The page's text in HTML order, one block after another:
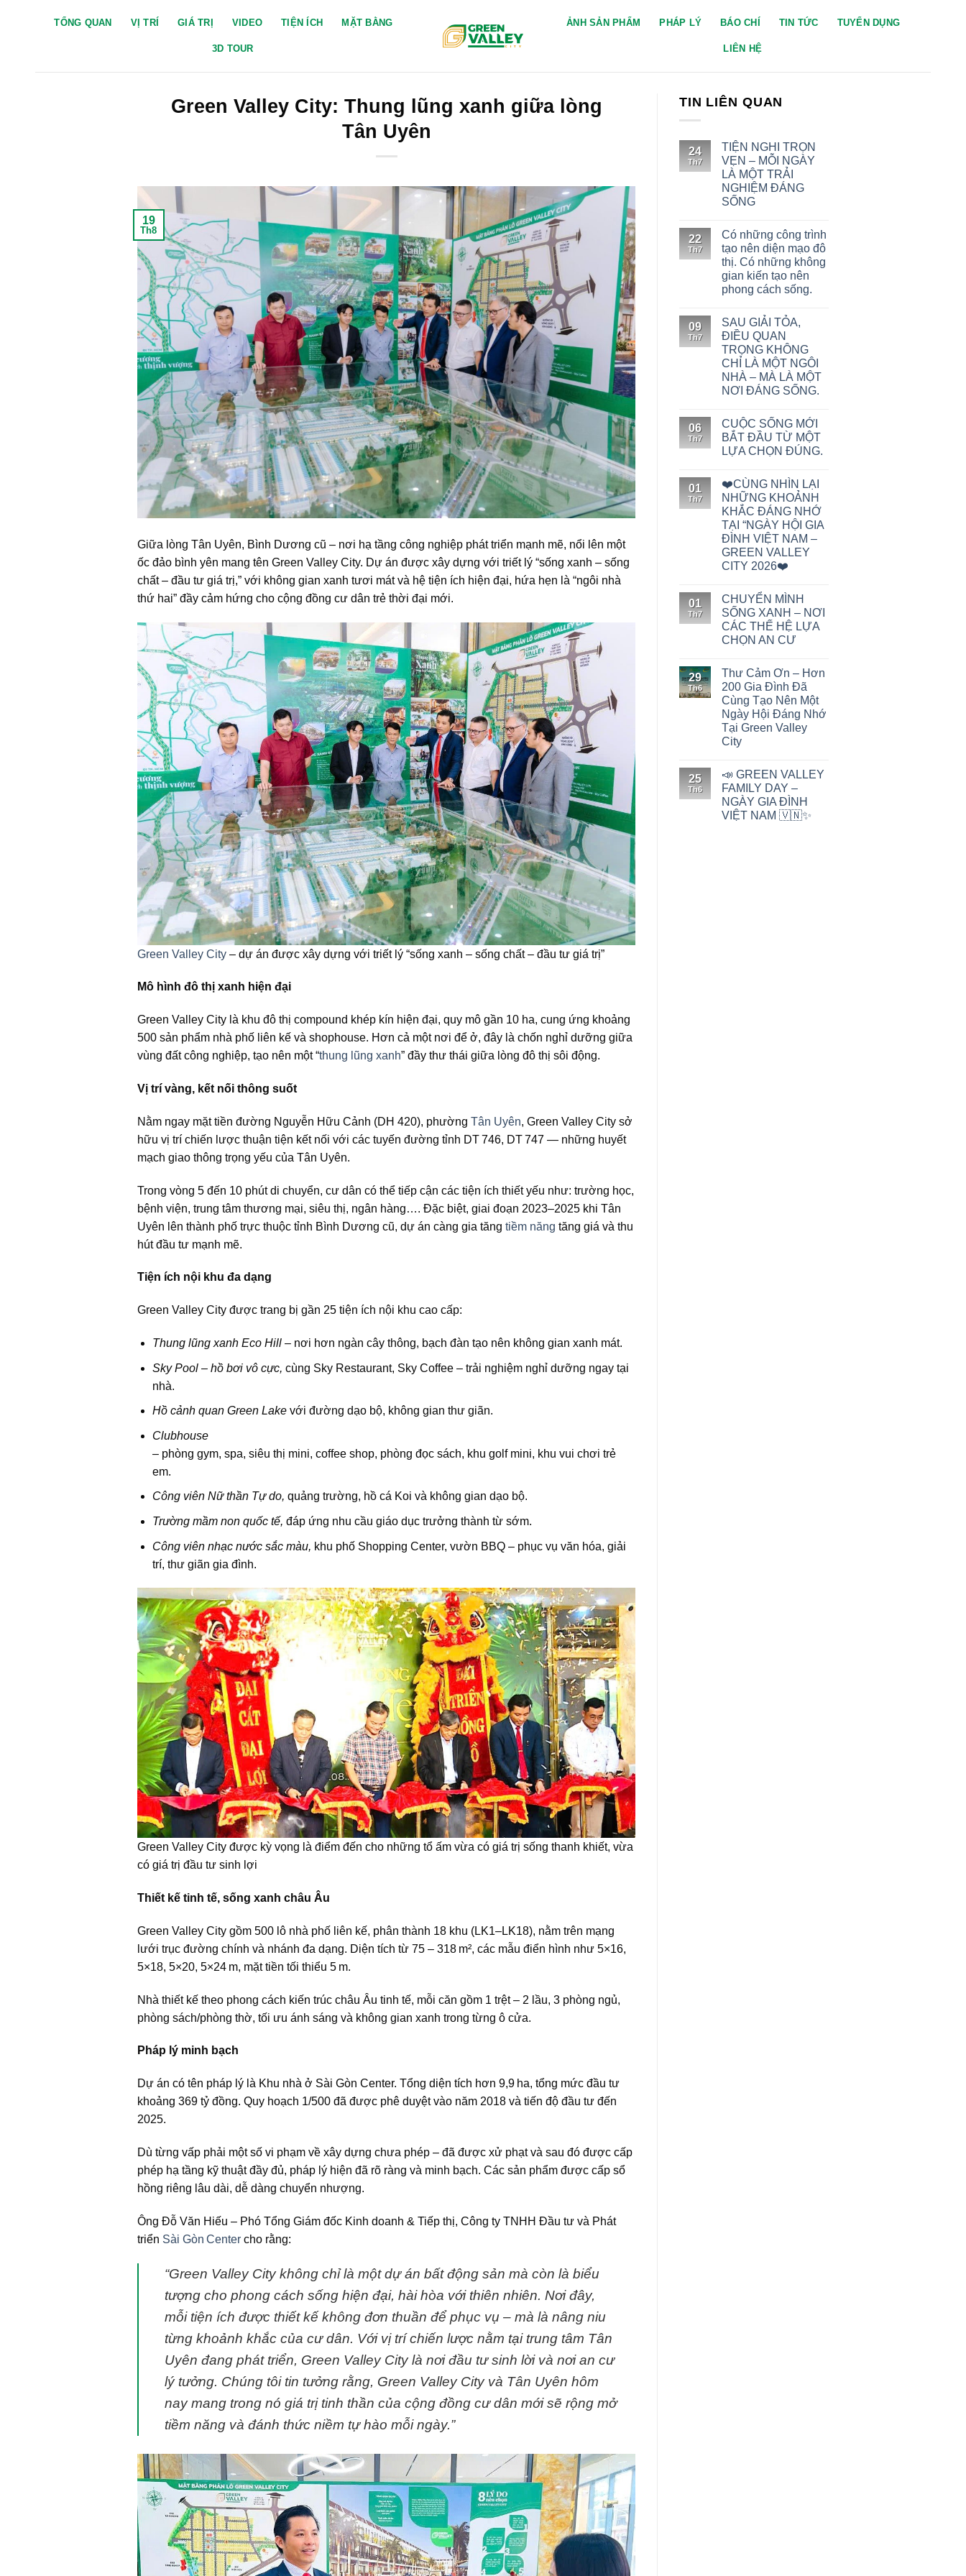
TỔNG QUAN VỊ TRÍ GIÁ TRỊ VIDEO TIỆN ÍCH MẶT BẰNG
3D TOUR
ẢNH SẢN PHẨM PHÁP LÝ BÁO CHÍ TIN TỨC TUYỂN DỤNG
LIÊN HỆ
Green Valley City: Thung lũng xanh giữa lòng
Tân Uyên
19
Th8
Giữa lòng Tân Uyên, Bình Dương cũ – nơi hạ tầng công nghiệp phát triển mạnh mẽ, nổi lên một
ốc đảo bình yên mang tên Green Valley City. Dự án được xây dựng với triết lý “sống xanh – sống
chất – đầu tư giá trị,” với không gian xanh tươi mát và hệ tiện ích hiện đại, hứa hẹn là “ngôi nhà
thứ hai” đầy cảm hứng cho cộng đồng cư dân trẻ thời đại mới.
Green Valley City – dự án được xây dựng với triết lý “sống xanh – sống chất – đầu tư giá trị”
Mô hình đô thị xanh hiện đại
Green Valley City là khu đô thị compound khép kín hiện đại, quy mô gần 10 ha, cung ứng khoảng
500 sản phẩm nhà phố liên kế và shophouse. Hơn cả một nơi để ở, đây là chốn nghỉ dưỡng giữa
vùng đất công nghiệp, tạo nên một “thung lũng xanh” đầy thư thái giữa lòng đô thị sôi động.
Vị trí vàng, kết nối thông suốt
Nằm ngay mặt tiền đường Nguyễn Hữu Cảnh (DH 420), phườngTân Uyên, Green Valley City sở
hữu vị trí chiến lược thuận tiện kết nối với các tuyến đường tỉnh DT 746, DT 747 — những huyết
mạch giao thông trọng yếu của Tân Uyên.
Trong vòng 5 đến 10 phút di chuyển, cư dân có thể tiếp cận các tiện ích thiết yếu như: trường học,
bệnh viện, trung tâm thương mại, siêu thị, ngân hàng…. Đặc biệt, giai đoạn 2023–2025 khi Tân
Uyên lên thành phố trực thuộc tỉnh Bình Dương cũ, dự án càng gia tăngtiềm năng tăng giá và thu
hút đầu tư mạnh mẽ.
Tiện ích nội khu đa dạng
Green Valley City được trang bị gần 25 tiện ích nội khu cao cấp:
Thung lũng xanh Eco Hill – nơi hơn ngàn cây thông, bạch đàn tạo nên không gian xanh mát.
Sky Pool – hồ bơi vô cực, cùng Sky Restaurant, Sky Coffee – trải nghiệm nghỉ dưỡng ngay tại
nhà.
Hồ cảnh quan Green Lake với đường dạo bộ, không gian thư giãn.
Clubhouse
– phòng gym, spa, siêu thị mini, coffee shop, phòng đọc sách, khu golf mini, khu vui chơi trẻ
em.
Công viên Nữ thần Tự do, quảng trường, hồ cá Koi và không gian dạo bộ.
Trường mầm non quốc tế,đáp ứng nhu cầu giáo dục trưởng thành từ sớm.
Công viên nhạc nước sắc màu, khu phố Shopping Center, vườn BBQ – phục vụ văn hóa, giải
trí, thư giãn gia đình.
Green Valley City được kỳ vọng là điểm đến cho những tổ ấm vừa có giá trị sống thanh khiết, vừa
có giá trị đầu tư sinh lợi
Thiết kế tinh tế, sống xanh châu Âu
Green Valley City gồm 500 lô nhà phố liên kế, phân thành 18 khu (LK1–LK18), nằm trên mạng
lưới trục đường chính và nhánh đa dạng. Diện tích từ 75 – 318 m², các mẫu điển hình như 5×16,
5×18, 5×20, 5×24 m, mặt tiền tối thiểu 5 m.
Nhà thiết kế theo phong cách kiến trúc châu Âu tinh tế, mỗi căn gồm 1 trệt – 2 lầu, 3 phòng ngủ,
phòng sách/phòng thờ, tối ưu ánh sáng và không gian xanh trong từng ô cửa.
Pháp lý minh bạch
Dự án có tên pháp lý là Khu nhà ở Sài Gòn Center. Tổng diện tích hơn 9,9 ha, tổng mức đầu tư
khoảng 369 tỷ đồng. Quy hoạch 1/500 đã được phê duyệt vào năm 2018 và tiến độ đầu tư đến
2025.
Dù từng vấp phải một số vi phạm về xây dựng chưa phép – đã được xử phạt và sau đó được cấp
phép hạ tầng kỹ thuật đầy đủ, pháp lý hiện đã rõ ràng và minh bạch. Các sản phẩm được cấp sổ
hồng riêng lâu dài, dễ dàng chuyển nhượng.
Ông Đỗ Văn Hiếu – Phó Tổng Giám đốc Kinh doanh & Tiếp thị, Công ty TNHH Đầu tư và Phát
triển Sài Gòn Center cho rằng:
“Green Valley City không chỉ là một dự án bất động sản mà còn là biểu
tượng cho phong cách sống hiện đại, hài hòa với thiên nhiên. Nơi đây,
mỗi tiện ích được thiết kế không đơn thuần để phục vụ – mà là nâng niu
từng khoảnh khắc của cư dân. Với vị trí chiến lược nằm tại trung tâm Tân
Uyên đang phát triển, Green Valley City là nơi đầu tư sinh lời và nơi an cư
lý tưởng. Chúng tôi tin tưởng rằng, Green Valley City và Tân Uyên hôm
nay mang trong nó giá trị tinh thần của cộng đồng cư dân mới sẽ rộng mở
tiềm năng và đánh thức niềm tự hào mỗi ngày.”
TIN LIÊN QUAN
24
Th7
TIỆN NGHI TRỌN
VẸN – MỖI NGÀY
LÀ MỘT TRẢI
NGHIỆM ĐÁNG
SỐNG
22
Th7
Có những công trình
tạo nên diện mạo đô
thị. Có những không
gian kiến tạo nên
phong cách sống.
09
Th7
SAU GIẢI TỎA,
ĐIỀU QUAN
TRỌNG KHÔNG
CHỈ LÀ MỘT NGÔI
NHÀ – MÀ LÀ MỘT
NƠI ĐÁNG SỐNG.
06
Th7
CUỘC SỐNG MỚI
BẮT ĐẦU TỪ MỘT
LỰA CHỌN ĐÚNG.
01
Th7
❤️CÙNG NHÌN LẠI
NHỮNG KHOẢNH
KHẮC ĐÁNG NHỚ
TẠI “NGÀY HỘI GIA
ĐÌNH VIỆT NAM –
GREEN VALLEY
CITY 2026❤️
01
Th7
CHUYỂN MÌNH
SỐNG XANH – NƠI
CÁC THẾ HỆ LỰA
CHỌN AN CƯ
29
Th6
Thư Cảm Ơn – Hơn
200 Gia Đình Đã
Cùng Tạo Nên Một
Ngày Hội Đáng Nhớ
Tại Green Valley
City
25
Th6
📣 GREEN VALLEY
FAMILY DAY –
NGÀY GIA ĐÌNH
VIỆT NAM 🇻🇳✨